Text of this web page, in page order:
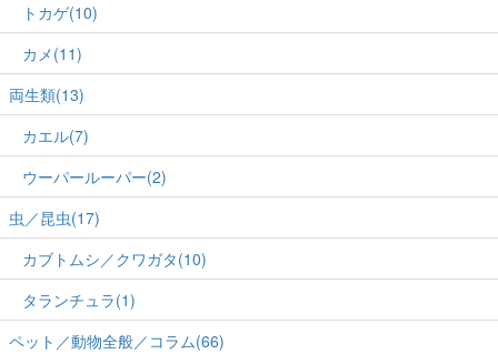
トカゲ(10)
カメ(11)
両生類(13)
カエル(7)
ウーパールーパー(2)
虫／昆虫(17)
カブトムシ／クワガタ(10)
タランチュラ(1)
ペット／動物全般／コラム(66)